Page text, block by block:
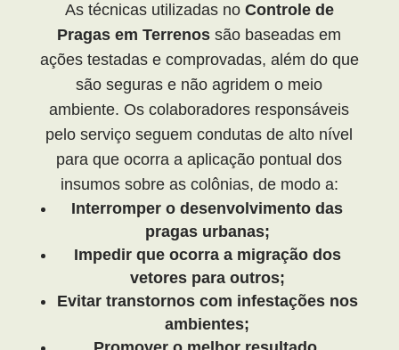
As técnicas utilizadas no Controle de
Pragas em Terrenos são baseadas em
ações testadas e comprovadas, além do que
são seguras e não agridem o meio
ambiente. Os colaboradores responsáveis
pelo serviço seguem condutas de alto nível
para que ocorra a aplicação pontual dos
insumos sobre as colônias, de modo a:
Interromper o desenvolvimento das
pragas urbanas;
Impedir que ocorra a migração dos
vetores para outros;
Evitar transtornos com infestações nos
ambientes;